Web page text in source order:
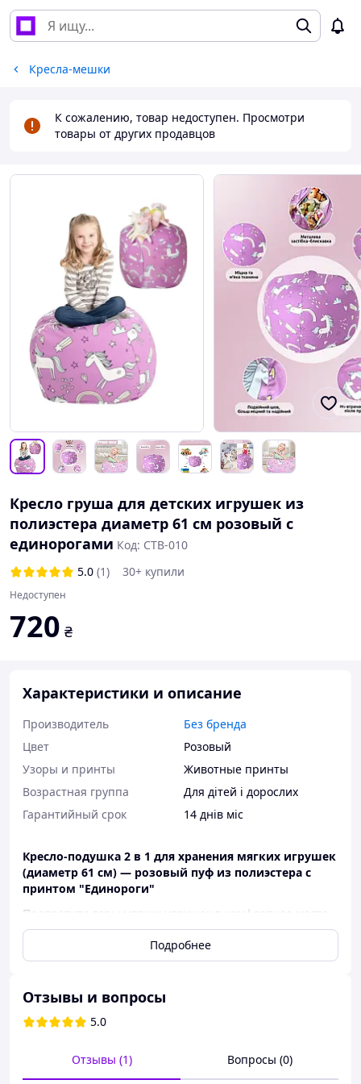
Кресла-мешки
К сожалению, товар недоступен. Просмотри
товары от других продавцов
Кресло груша для детских игрушек из
полиэстера диаметр 61 см розовый с
единорогами Код: CTB-010
5.0 (1) 30+ купили
Недоступен
720 ₴
Характеристики и описание
Производитель
Без бренда
Цвет
Розовый
Узоры и принты
Животные принты
Возрастная группа
Для дітей і дорослих
Гарантийный срок
14 днів міс
Кресло-подушка 2 в 1 для хранения мягких игрушек
(диаметр 61 см) — розовый пуф из полиэстера с
принтом "Единороги"
Превратите горы мягких игрушек в комфортное место
для отдыха! Это инновационное кресло-мешок решает
проблему беспорядка в детской комнате всего за
несколько минут. Достаточно наполнить чехол
– и вы получите мягкий, стильный пуф. Такое решение
не только освобождает место на полках, но создает
уютную зону для чтения или игр, где все любимые
Подробнее
Отзывы и вопросы
5.0
Отзывы (1) Вопросы (0)